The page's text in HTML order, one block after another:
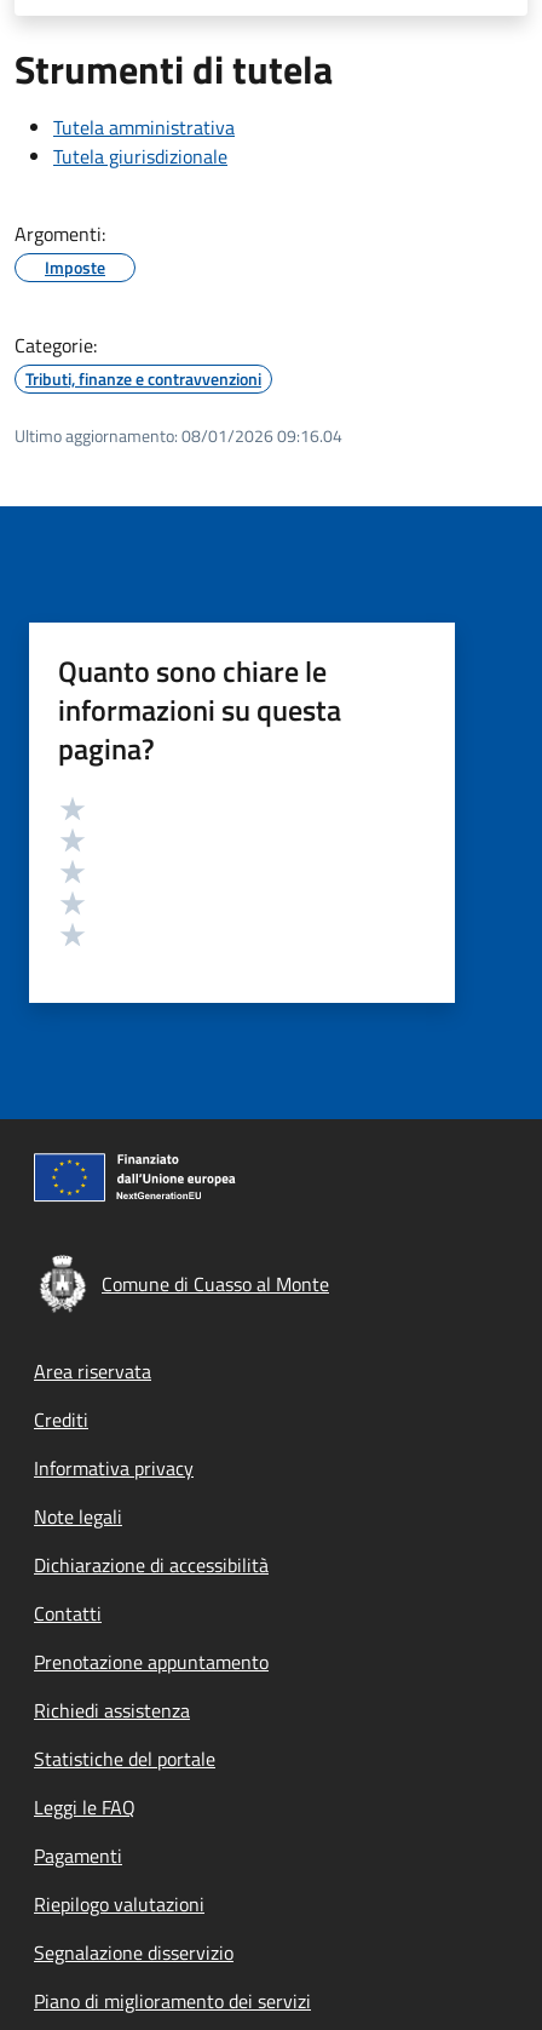
Strumenti di tutela
Tutela amministrativa
Tutela giurisdizionale
Argomenti:
Imposte
Categorie:
Tributi, finanze e contravvenzioni
Ultimo aggiornamento:08/01/2026 09:16.04
Quanto sono chiare le
informazioni su questa
pagina?
Valutazione
Comune di Cuasso al Monte
Footer menu
Area riservata
Crediti
Informativa privacy
Note legali
Dichiarazione di accessibilità
Contatti
Prenotazione appuntamento
Richiedi assistenza
Statistiche del portale
Leggi le FAQ
Pagamenti
Riepilogo valutazioni
Segnalazione disservizio
Piano di miglioramento dei servizi